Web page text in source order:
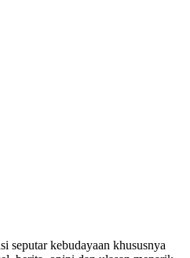
seputar kebudayaan khususnya